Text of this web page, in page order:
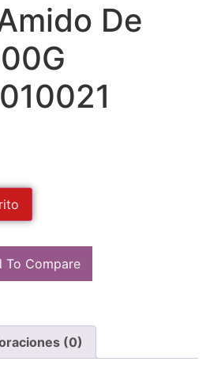
De
To Compare
(0)